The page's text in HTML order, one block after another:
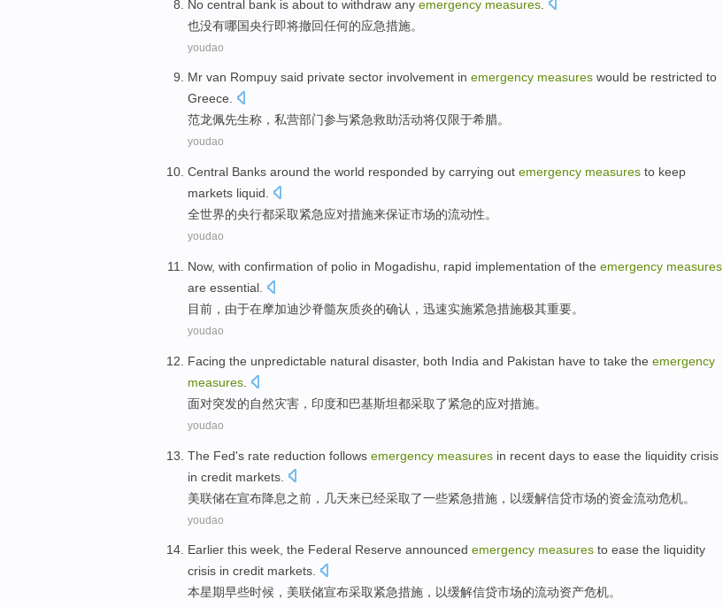
No central bank is about to withdraw any emergency measures
也没有哪国央行即将撤回任何的应急措施。
youdao
Mr van Rompuy said private sector involvement in emergency measures would be restricted to
Greece.
范龙佩先生称 ， 私营部门参与紧急救助活动将仅限于希腊。
youdao
Central Banks around the world responded by carrying out emergency measures to keep
markets liquid
全世界的央行都采取紧急应对措施来保证市场的流动性。
youdao
Now, with confirmation of polio in Mogadishu rapid implementation of the emergency measures
are essential
目前 ， 由于在摩加迪沙脊髓灰质炎的确认 ， 迅速实施紧急措施极其重要。
youdao
Facing the unpredictable natural disaster, both India and Pakistan have to take the emergency
measures
面对突发的自然灾害 ， 印度和巴基斯坦都采取了紧急的应对措施。
youdao
The Fed's rate reduction follows emergency measures in recent days to ease the liquidity crisis
in credit markets
美联储在宣布降息之前 ， 几天来已经采取了一些紧急措施 ，以缓解信贷市场的资金流动危机。
youdao
Earlier this week, the Federal Reserve announced emergency measures to ease the liquidity
crisis in credit markets.
本星期早些时候 ， 美联储宣布采取紧急措施 ， 以缓解信贷市场的流动资产危机。